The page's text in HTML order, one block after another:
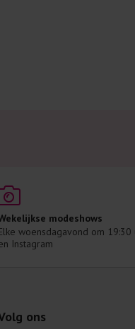
modeshows
woensdagavond om 19:30
Instagram
ons